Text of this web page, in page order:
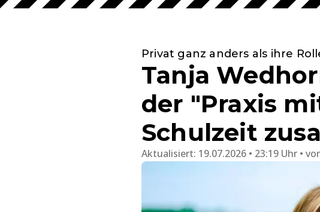
Privat ganz anders als ihre
Tanja
der "Praxis
Schulzeit
Aktualisiert: 19.07.2026 • 23:19 Uhr